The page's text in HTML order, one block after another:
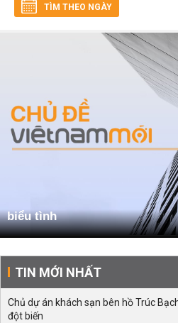
TÌM THEO NGÀY
biểu tình
TIN MỚI NHẤT
Chủ dự án khách sạn bên hồ Trúc
đột biến